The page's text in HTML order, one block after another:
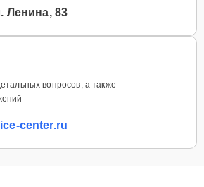
Ленина, 83
вопросов, а также
center.ru